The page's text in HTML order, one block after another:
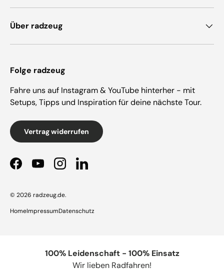
Über radzeug
Folge radzeug
Fahre uns auf Instagram & YouTube hinterher - mit
Setups, Tipps und Inspiration für deine nächste Tour.
Vertrag widerrufen
FacebookYouTubeInstagramLinkedIn
© 2026 radzeug.de.
HomeImpressumDatenschutz
100% Leidenschaft - 100% Einsatz
Wir lieben Radfahren!